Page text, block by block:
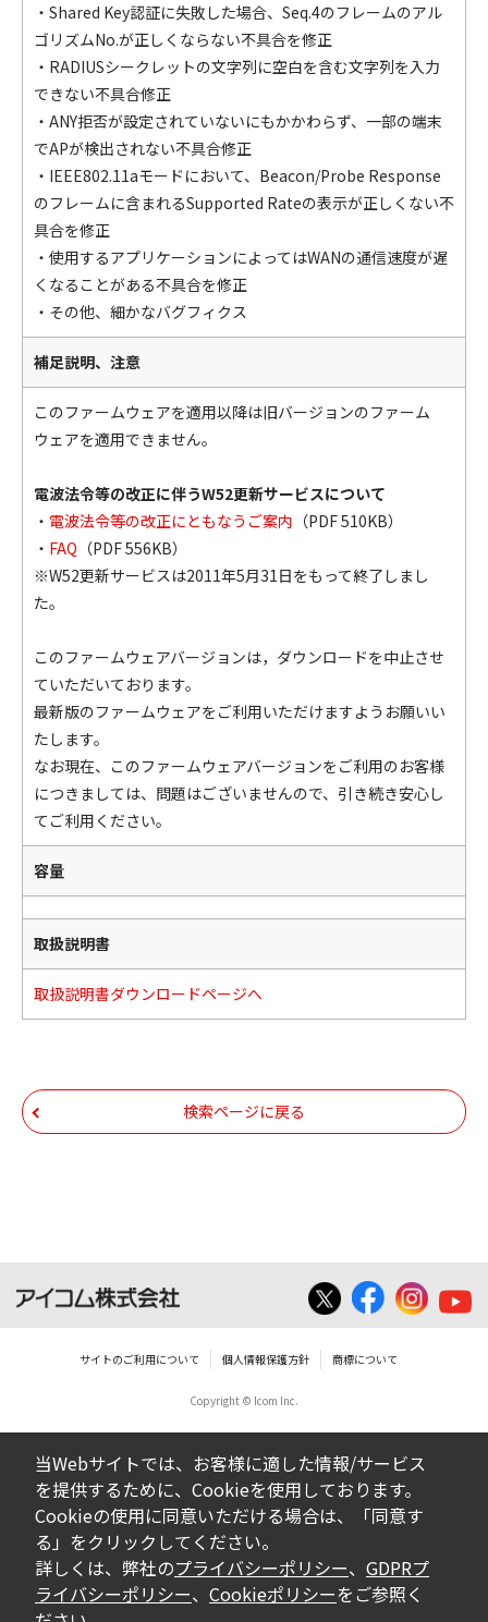
・Shared Key認証に失敗した場合、Seq.4のフレームのアル
ゴリズムNo.が正しくならない不具合を修正
・RADIUSシークレットの文字列に空白を含む文字列を入力
できない不具合修正
・ANY拒否が設定されていないにもかかわらず、一部の端末
でAPが検出されない不具合修正
・IEEE802.11aモードにおいて、Beacon/Probe Response
のフレームに含まれるSupported Rateの表示が正しくない不
具合を修正
・使用するアプリケーションによってはWANの通信速度が遅
くなることがある不具合を修正
・その他、細かなバグフィクス
補足説明、注意
このファームウェアを適用以降は旧バージョンのファーム
ウェアを適用できません。
電波法令等の改正に伴うW52更新サービスについて
・ 電波法令等の改正にともなうご案内 （PDF 510KB）
・ FAQ （PDF 556KB）
※W52更新サービスは2011年5月31日をもって終了しまし
た。
このファームウェアバージョンは，ダウンロードを中止させ
ていただいております。
最新版のファームウェアをご利用いただけますようお願いい
たします。
なお現在、このファームウェアバージョンをご利用のお客様
につきましては、問題はございませんので、引き続き安心し
てご利用ください。
容量
取扱説明書
取扱説明書ダウンロードページへ
検索ページに戻る
サイトのご利用について 個人情報保護方針 商標について
Copyright © Icom Inc.
当Webサイトでは、お客様に適した情報/サービス
を提供するために、Cookieを使用しております。
Cookieの使用に同意いただける場合は、「同意す
る」をクリックしてください。
詳しくは、弊社のプライバシーポリシー、 GDPRプ
ライバシーポリシー、 Cookieポリシーをご参照く